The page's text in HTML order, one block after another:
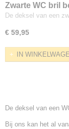
Zwarte WC bril
De deksel van een
€ 59,95
IN
De deksel van een
Bij ons kan het al